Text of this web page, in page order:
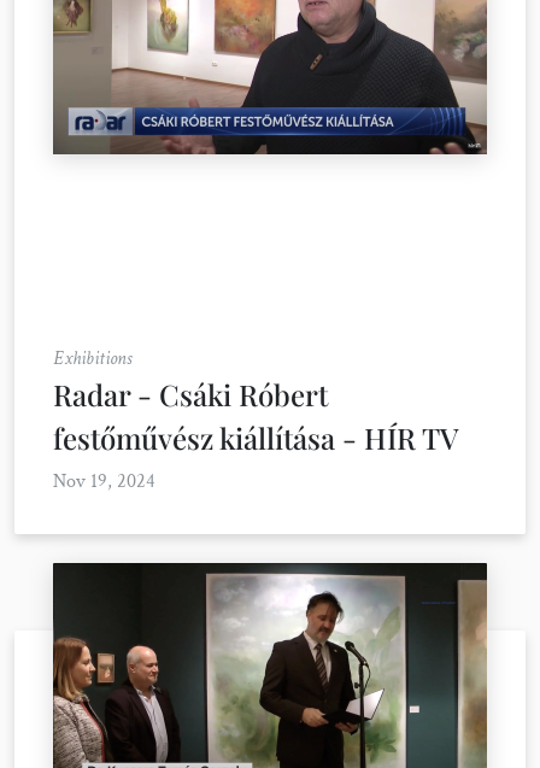
Exhibitions
Radar - Csáki Róbert
festőművész kiállítása - HÍR TV
Nov 19, 2024